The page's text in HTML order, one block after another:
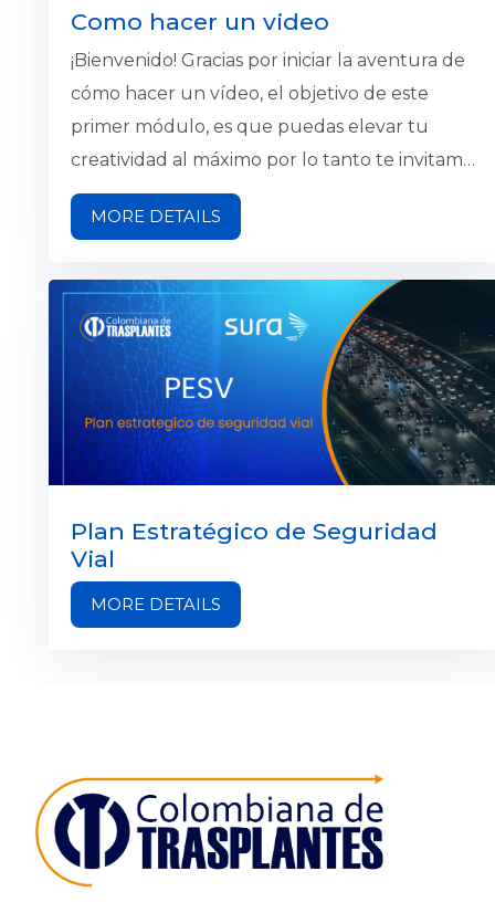
Como hacer un video
¡Bienvenido! Gracias por iniciar la aventura de
cómo hacer un vídeo, el objetivo de este
primer módulo, es que puedas elevar tu
creatividad al máximo por lo tanto te invitamos
al desarrollar la idea de un vídeo corto de 30
segundos, y realizar un guion en máximo 200
tus ideas y las plasmes de manera excepcional.
¡Los mejores deseos!
MORE DETAILS
Plan Estratégico de Seguridad
Vial
MORE DETAILS